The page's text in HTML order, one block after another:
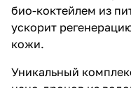
био-коктейлем из
ускорит
кожи.
Уникальный